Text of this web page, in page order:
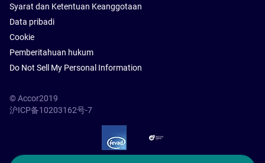
Syarat dan Ketentuan Keanggotaan
Data pribadi
Cookie
Pemberitahuan hukum
Do Not Sell My Personal Information
© Accor2019
沪ICP备10203162号-7